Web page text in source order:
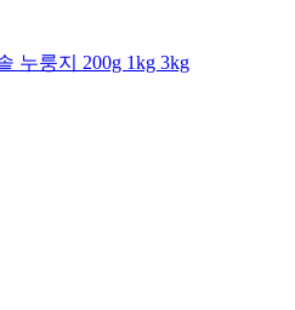
누룽지 200g 1kg 3kg